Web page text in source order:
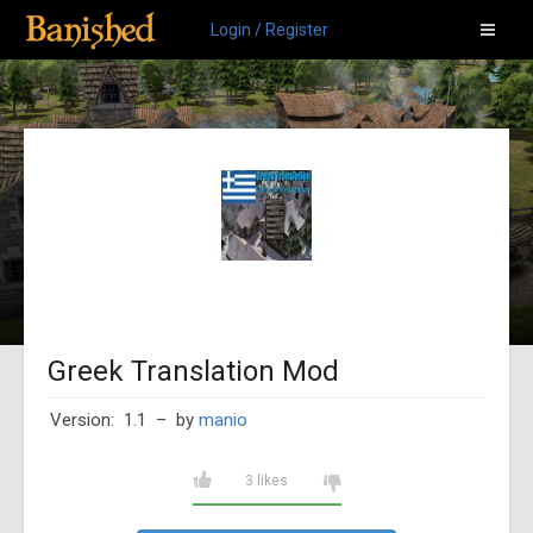
Login / Register
Greek Translation Mod
Version: 1.1 – by manio
3 likes